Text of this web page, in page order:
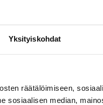
Yksityiskohdat
räätälöimiseen,
sosiaalisen median,